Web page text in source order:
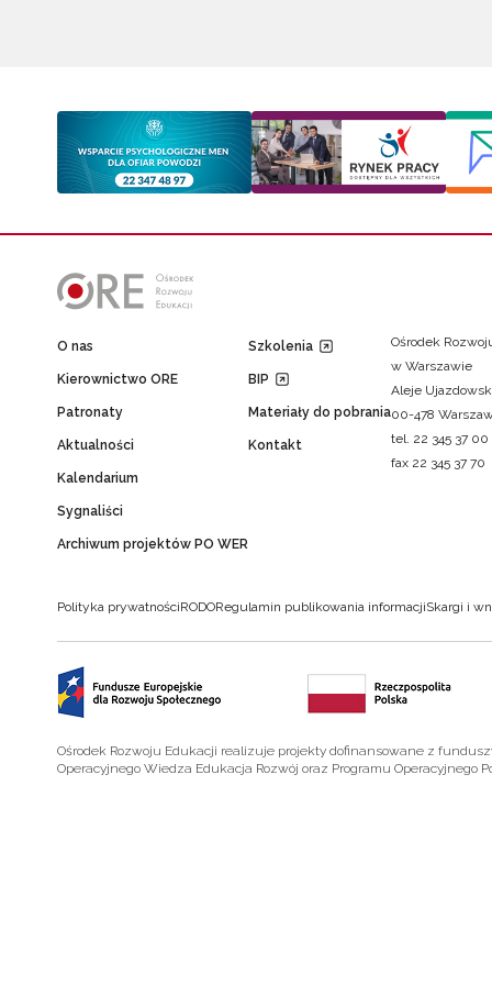
O nas
Kierownictwo ORE
Patronaty
Aktualności
Kalendarium
Sygnaliści
Archiwum projektów PO WER
Szkolenia
BIP
Materiały do pobrania
Kontakt
Ośrodek
w Warszawie
Aleje
00-478
tel. 22 345 37 00
fax 22 345 37 70
Polityka prywatnościRODORegulamin publikowania informacjiSkargi i
Ośrodek Rozwoju Edukacji realizuje projekty dofinansowane z
Operacyjnego Wiedza Edukacja Rozwój oraz Programu Operacyjnego